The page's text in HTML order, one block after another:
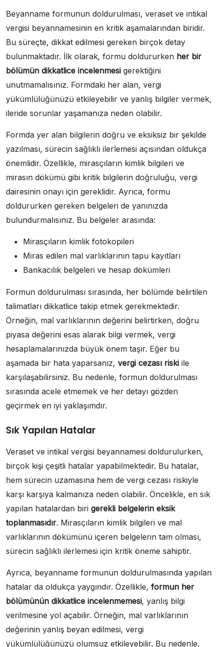
Beyanname formunun doldurulması, veraset ve intikal
vergisi beyannamesinin en kritik aşamalarından biridir.
Bu süreçte, dikkat edilmesi gereken birçok detay
bulunmaktadır. İlk olarak, formu doldururken her bir
bölümün dikkatlice incelenmesi gerektiğini
unutmamalısınız. Formdaki her alan, vergi
yükümlülüğünüzü etkileyebilir ve yanlış bilgiler vermek,
ileride sorunlar yaşamanıza neden olabilir.
Formda yer alan bilgilerin doğru ve eksiksiz bir şekilde
yazılması, sürecin sağlıklı ilerlemesi açısından oldukça
önemlidir. Özellikle, mirasçıların kimlik bilgileri ve
mirasın dökümü gibi kritik bilgilerin doğruluğu, vergi
dairesinin onayı için gereklidir. Ayrıca, formu
doldururken gereken belgeleri de yanınızda
bulundurmalısınız. Bu belgeler arasında:
Mirasçıların kimlik fotokopileri
Miras edilen mal varlıklarının tapu kayıtları
Bankacılık belgeleri ve hesap dökümleri
Formun doldurulması sırasında, her bölümde belirtilen
talimatları dikkatlice takip etmek gerekmektedir.
Örneğin, mal varlıklarının değerini belirtirken, doğru
piyasa değerini esas alarak bilgi vermek, vergi
hesaplamalarınızda büyük önem taşır. Eğer bu
aşamada bir hata yaparsanız, vergi cezası riski ile
karşılaşabilirsiniz. Bu nedenle, formun doldurulması
sırasında acele etmemek ve her detayı gözden
geçirmek en iyi yaklaşımdır.
Sık Yapılan Hatalar
Veraset ve intikal vergisi beyannamesi doldurulurken,
birçok kişi çeşitli hatalar yapabilmektedir. Bu hatalar,
hem sürecin uzamasına hem de vergi cezası riskiyle
karşı karşıya kalmanıza neden olabilir. Öncelikle, en sık
yapılan hatalardan biri gerekli belgelerin eksik
toplanmasıdır. Mirasçıların kimlik bilgileri ve mal
varlıklarının dökümünü içeren belgelerin tam olması,
sürecin sağlıklı ilerlemesi için kritik öneme sahiptir.
Ayrıca, beyanname formunun doldurulmasında yapılan
hatalar da oldukça yaygındır. Özellikle, formun her
bölümünün dikkatlice incelenmemesi, yanlış bilgi
verilmesine yol açabilir. Örneğin, mal varlıklarının
değerinin yanlış beyan edilmesi, vergi
yükümlülüğünüzü olumsuz etkileyebilir. Bu nedenle,